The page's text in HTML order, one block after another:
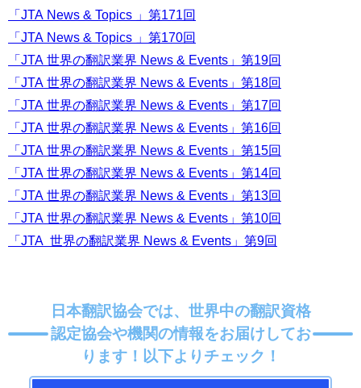
「JTA News & Topics 」第171回
「JTA News & Topics 」第170回
「JTA 世界の翻訳業界 News & Events」第19回
「JTA 世界の翻訳業界 News & Events」第18回
「JTA 世界の翻訳業界 News & Events」第17回
「JTA 世界の翻訳業界 News & Events」第16回
「JTA 世界の翻訳業界 News & Events」第15回
「JTA 世界の翻訳業界 News & Events」第14回
「JTA 世界の翻訳業界 News & Events」第13回
「JTA 世界の翻訳業界 News & Events」第10回
「JTA 世界の翻訳業界 News & Events」第9回
日本翻訳協会では、世界中の翻訳資格
認定協会や機関の情報をお届けしてお
ります！以下よりチェック！